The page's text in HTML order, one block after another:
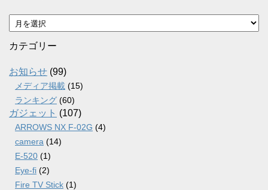
ア
ー
カ
ブ
カテゴリー
お知らせ (99)
メディア掲載 (15)
ランキング (60)
ガジェット (107)
ARROWS NX F-02G (4)
camera (14)
E-520 (1)
Eye-fi (2)
Fire TV Stick (1)